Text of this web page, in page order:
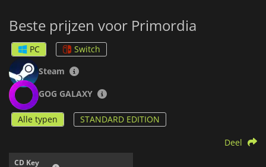
Beste prijzen voor Primordia
PC
Switch
Steam
GOG GALAXY
Alle typen STANDARD EDITION
CD Key
Deel